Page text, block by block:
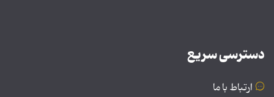
دسترسی سریع
ارتباط با ما